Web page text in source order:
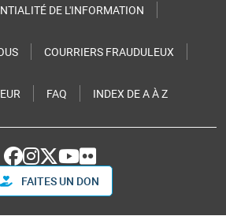
DE L'INFORMATION
COURRIERS FRAUDULEUX
FAQ INDEX DE A À Z
FAITES UN DON